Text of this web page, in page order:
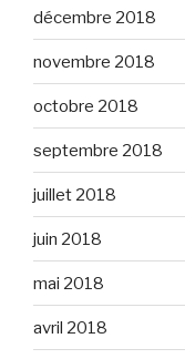
décembre 2018
novembre 2018
octobre 2018
septembre 2018
juillet 2018
juin 2018
mai 2018
avril 2018